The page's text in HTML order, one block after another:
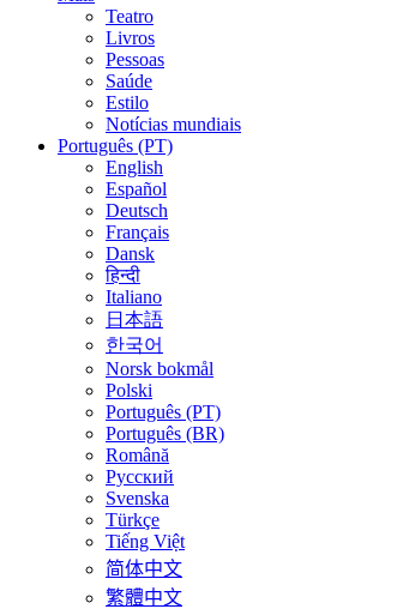
Teatro
Livros
Pessoas
Saúde
Estilo
Notícias mundiais
Português (PT)
English
Español
Deutsch
Français
Dansk
हिन्दी
Italiano
日本語
한국어
Norsk bokmål
Polski
Português (PT)
Português (BR)
Română
Русский
Svenska
Türkçe
Tiếng Việt
简体中文
繁體中文